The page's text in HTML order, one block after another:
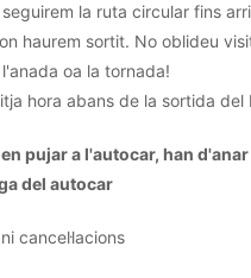
la ruta circular fins
haurem sortit. No oblideu
oa la tornada!
hora abans de la sortida del
pujar a l'autocar, han
del autocar
cancel·lacions